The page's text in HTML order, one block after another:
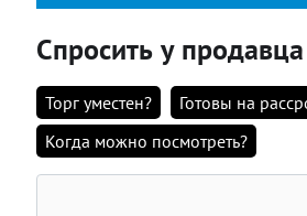
Спросить у продавца
Торг уместен?
Готовы на
Когда можно посмотреть?